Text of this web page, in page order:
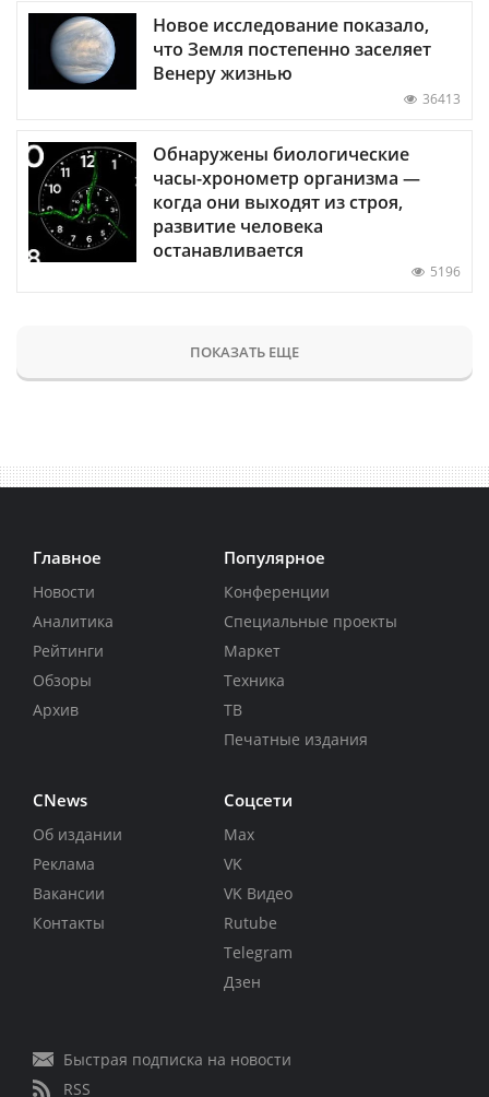
Новое исследование показало,
что Земля постепенно заселяет
Венеру жизнью
36413
Обнаружены биологические
часы-хронометр организма —
когда они выходят из строя,
развитие человека
останавливается
5196
ПОКАЗАТЬ ЕЩЕ
Главное
Новости
Аналитика
Рейтинги
Обзоры
Архив
Популярное
Конференции
Специальные проекты
Маркет
Техника
ТВ
Печатные издания
CNews
Об издании
Реклама
Вакансии
Контакты
Соцсети
Max
VK
VK Видео
Rutube
Telegram
Дзен
Быстрая подписка на новости
RSS